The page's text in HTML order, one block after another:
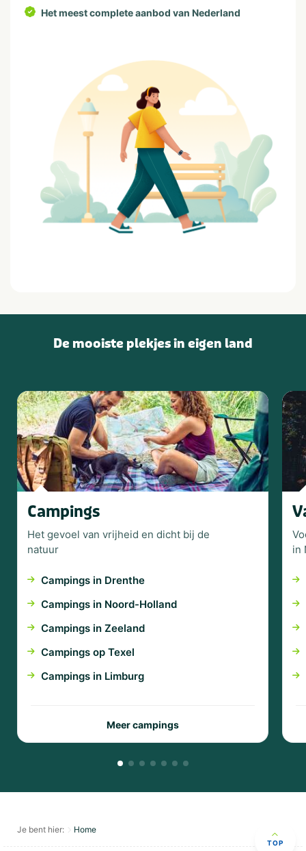
Het meest complete aanbod van Nederland
De mooiste plekjesin eigen land
Campings
Het gevoel van vrijheid en dicht bij de
natuur
Campings in Drenthe
Campings in Noord-Holland
Campings in Zeeland
Campings op Texel
Campings in Limburg
Meer campings
in
Je bent hier: Home
TOP